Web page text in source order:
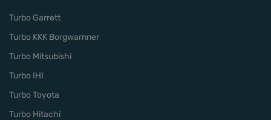
Turbo Garrett
Turbo KKK Borgwarnner
Turbo Mitsubishi
Turbo IHI
Turbo Toyota
Turbo Hitachi